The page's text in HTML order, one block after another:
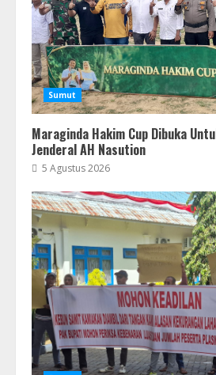
Sumut
Maraginda Hakim Cup Dibuka
Jenderal AH Nasution
5 Agustus 2026